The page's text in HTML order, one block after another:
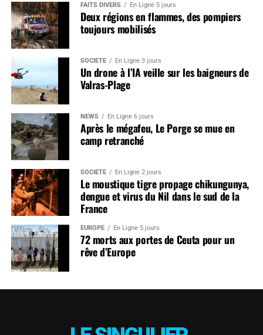
FAITS DIVERS En Ligne 5 jours
Deux régions en flammes, des pompiers
toujours mobilisés
SOCIÉTÉ En Ligne 3 jours
Un drone à l’IA veille sur les baigneurs de
Valras-Plage
NEWS En Ligne 6 jours
Après le mégafeu, Le Porge se mue en
camp retranché
SOCIÉTÉ En Ligne 2 jours
Le moustique tigre propage chikungunya,
dengue et virus du Nil dans le sud de la
France
EUROPE En Ligne 5 jours
72 morts aux portes de Ceuta pour un
rêve d’Europe